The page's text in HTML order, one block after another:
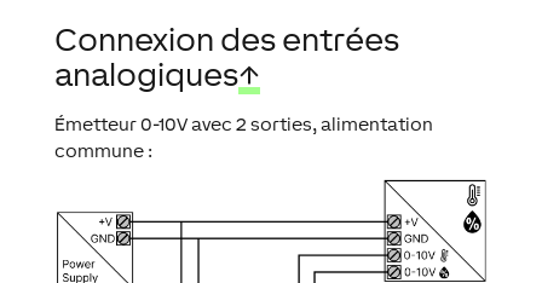
Connexion des entrées
analogiques↑
Émetteur 0-10V avec 2 sorties, alimentation
commune :